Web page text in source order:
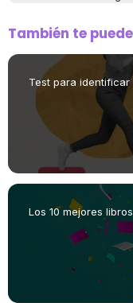
También te
Test para
Los 10 mejores